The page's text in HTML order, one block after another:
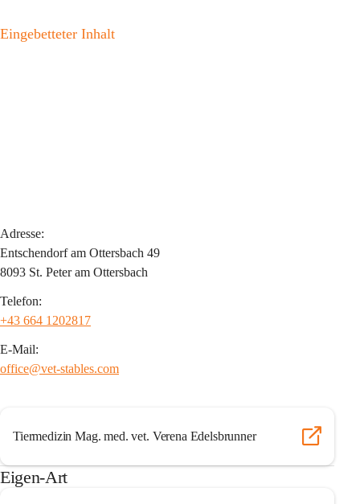
Eingebetteter Inhalt
Adresse:
Entschendorf am Ottersbach 49
8093 St. Peter am Ottersbach
Telefon:
+43 664 1202817
E-Mail:
office@vet-stables.com
Tiermedizin Mag. med. vet. Verena Edelsbrunner
Eigen-Art